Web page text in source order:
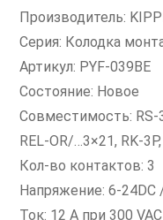
Производитель:
Серия: Колодка
Артикул: PYF-039BE
Состояние: Новое
Совместимость: RS-
REL-OR/…3×21, RK-
Кол-во контактов: 3
Напряжение: 6-24DC
Ток: 12 А при 300 VAC